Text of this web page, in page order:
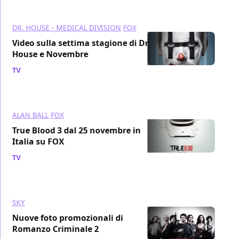
DR. HOUSE - MEDICAL DIVISION FOX
Video sulla settima stagione di Dr.
House e Novembre
TV
ALAN BALL FOX
True Blood 3 dal 25 novembre in
Italia su FOX
TV
SKY
Nuove foto promozionali di
Romanzo Criminale 2